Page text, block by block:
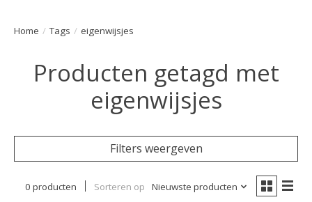
Home / Tags / eigenwijsjes
Producten getagd met
eigenwijsjes
Filters weergeven
0 producten Sorteren op Nieuwste producten